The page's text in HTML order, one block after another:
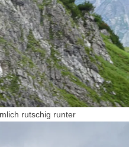
rutschig runter